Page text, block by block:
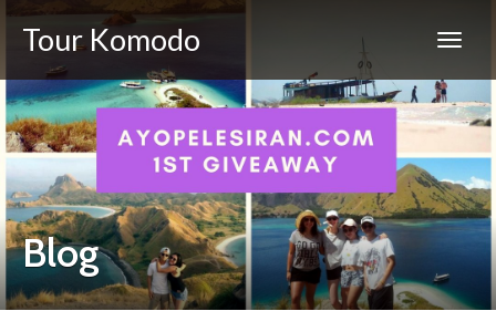
Tour Komodo
Blog